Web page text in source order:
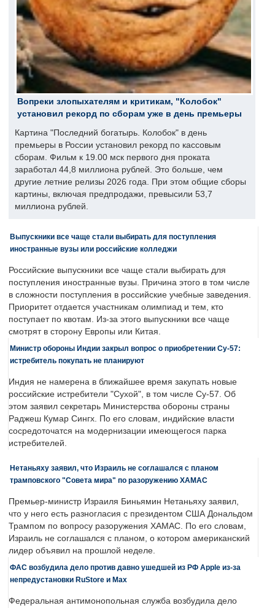
Вопреки злопыхателям и критикам, "Колобок"
установил рекорд по сборам уже в день премьеры
Картина "Последний богатырь. Колобок" в день
премьеры в России установил рекорд по кассовым
сборам. Фильм к 19.00 мск первого дня проката
заработал 44,8 миллиона рублей. Это больше, чем
другие летние релизы 2026 года. При этом общие сборы
картины, включая предпродажи, превысили 53,7
миллиона рублей.
Выпускники все чаще стали выбирать для поступления
иностранные вузы или российские колледжи
Российские выпускники все чаще стали выбирать для
поступления иностранные вузы. Причина этого в том числе
в сложности поступления в российские учебные заведения.
Приоритет отдается участникам олимпиад и тем, кто
поступает по квотам. Из-за этого выпускники все чаще
смотрят в сторону Европы или Китая.
Министр обороны Индии закрыл вопрос о приобретении Су-57:
истребитель покупать не планируют
Индия не намерена в ближайшее время закупать новые
российские истребители "Сухой", в том числе Су-57. Об
этом заявил секретарь Министерства обороны страны
Раджеш Кумар Сингх. По его словам, индийские власти
сосредоточатся на модернизации имеющегося парка
истребителей.
Нетаньяху заявил, что Израиль не соглашался с планом
трамповского "Совета мира" по разоружению ХАМАС
Премьер-министр Израиля Биньямин Нетаньяху заявил,
что у него есть разногласия с президентом США Дональдом
Трампом по вопросу разоружения ХАМАС. По его словам,
Израиль не соглашался с планом, о котором американский
лидер объявил на прошлой неделе.
ФАС возбудила дело против давно ушедшей из РФ Apple из-за
непредустановки RuStore и Max
Федеральная антимонопольная служба возбудила дело